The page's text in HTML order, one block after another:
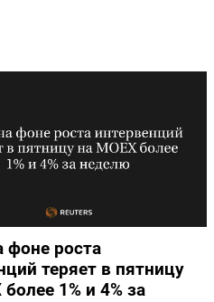
фоне роста
теряет в пятницу
1% и 4% за